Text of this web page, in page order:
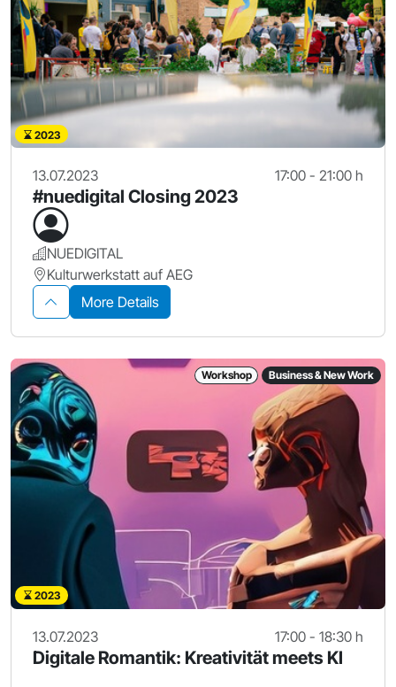
2023
13.07.2023 17:00 - 21:00 h
#nuedigital Closing 2023
NUEDIGITAL
Kulturwerkstatt auf AEG
More Details
Workshop Business & New Work
2023
13.07.2023 17:00 - 18:30 h
Digitale Romantik: Kreativität meets KI